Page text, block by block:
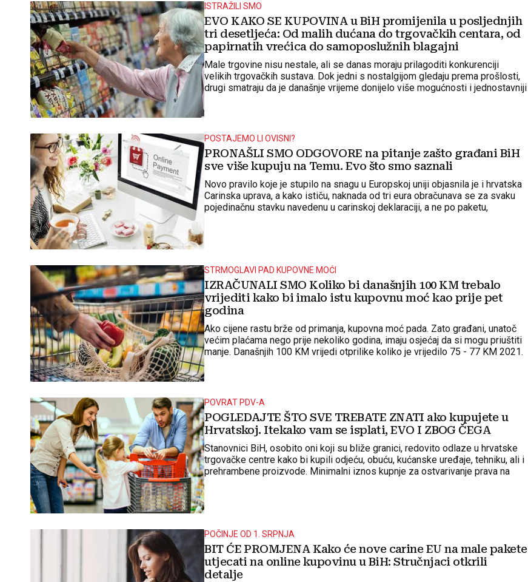
ISTRAŽILI SMO
EVO KAKO SE KUPOVINA u BiH promijenila u posljednjih
tri desetljeća: Od malih dućana do trgovačkih centara, od
papirnatih vrećica do samoposlužnih blagajni
Male trgovine nisu nestale, ali se danas moraju prilagoditi konkurenciji
velikih trgovačkih sustava. Dok jedni s nostalgijom gledaju prema prošlosti,
drugi smatraju da je današnje vrijeme donijelo više mogućnosti i jednostavniji
POSTAJEMO LI OVISNI?
PRONAŠLI SMO ODGOVORE na pitanje zašto građani BiH
sve više kupuju na Temu. Evo što smo saznali
Novo pravilo koje je stupilo na snagu u Europskoj uniji objasnila je i hrvatska
Carinska uprava, a kako ističu, naknada od tri eura obračunava se za svaku
pojedinačnu stavku navedenu u carinskoj deklaraciji, a ne po paketu,
STRMOGLAVI PAD KUPOVNE MOĆI
IZRAČUNALI SMO Koliko bi današnjih 100 KM trebalo
vrijediti kako bi imalo istu kupovnu moć kao prije pet
godina
Ako cijene rastu brže od primanja, kupovna moć pada. Zato građani, unatoč
većim plaćama nego prije nekoliko godina, imaju osjećaj da si mogu priuštiti
manje. Današnjih 100 KM vrijedi otprilike koliko je vrijedilo 75 - 77 KM 2021.
POVRAT PDV-A
POGLEDAJTE ŠTO SVE TREBATE ZNATI ako kupujete u
Hrvatskoj. Itekako vam se isplati, EVO I ZBOG ČEGA
Stanovnici BiH, osobito oni koji su bliže granici, redovito odlaze u hrvatske
trgovačke centre kako bi kupili odjeću, obuću, kućanske uređaje, tehniku, ali i
prehrambene proizvode. Minimalni iznos kupnje za ostvarivanje prava na
POČINJE OD 1. SRPNJA
BIT ĆE PROMJENA Kako će nove carine EU na male pakete
utjecati na online kupovinu u BiH: Stručnjaci otkrili
detalje